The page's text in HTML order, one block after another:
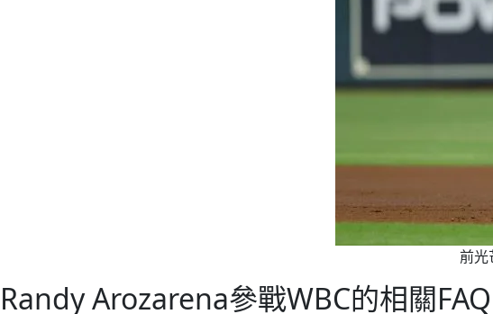
前
Randy Arozarena參戰WBC的相關FAQ